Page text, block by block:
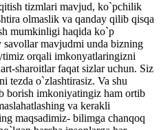
tizmlari mavjud, ko`pchilik
olmaslik va qanday qilib qisqa
mumkinligi haqida ko`p
savollar mavjudmi unda bizning
orqali imkonyatlaringizni
sharoitlar faqat sizlar uchun. Siz
tezda o`zlashtirasiz. Va shu
borish imkoniyatingiz ham ortib
va kerakli
maqsadimiz- bilimga chanqoq